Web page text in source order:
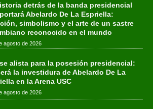
detrás de la banda presidencial
Abelardo De La Espriella:
simbolismo y el arte de un sastre
reconocido en el mundo
agosto de 2026
alista para la posesión presidencial:
la investidura de Abelardo De La
en la Arena USC
agosto de 2026